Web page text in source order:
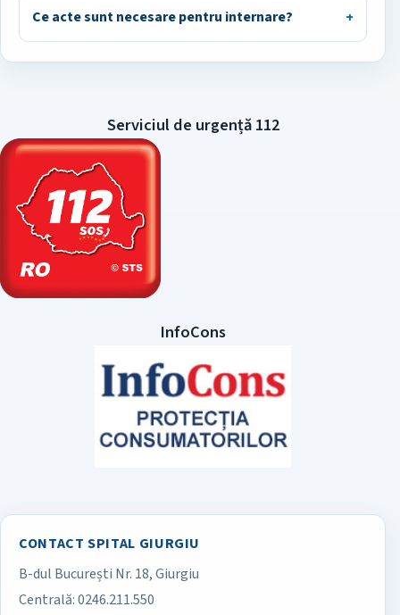
Ce acte sunt necesare pentru internare?
Serviciul de urgență 112
InfoCons
CONTACT SPITAL GIURGIU
Spitalul Județean de Urgență Giurgiu
B-dul București Nr. 18, Giurgiu
Centrală:0246.211.550